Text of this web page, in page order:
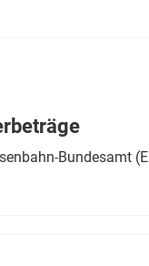
Bundesamt